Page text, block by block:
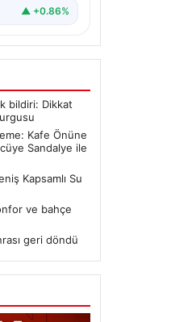
▲ +0.86%
bildiri: Dikkat
Kafe Önüne
Sandalye ile
Kapsamlı Su
ve bahçe
geri döndü